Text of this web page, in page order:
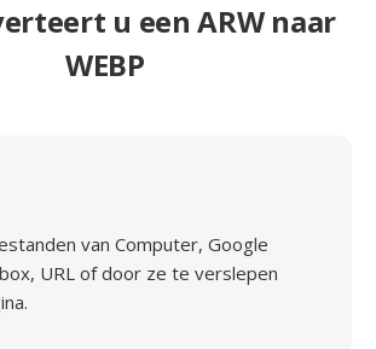
u een ARW naar
WEBP
van Computer, Google
URL of door ze te verslepen